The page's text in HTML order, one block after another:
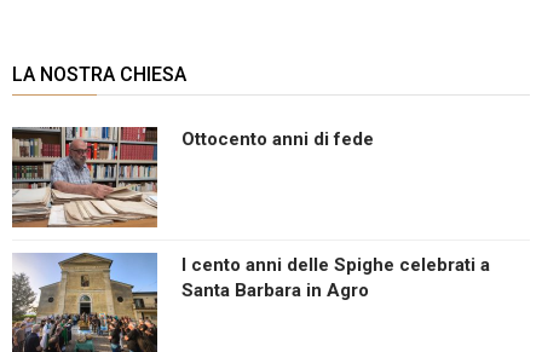
LA NOSTRA CHIESA
Ottocento anni di fede
I cento anni delle Spighe celebrati a
Santa Barbara in Agro